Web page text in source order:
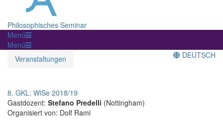
Philosophisches Seminar
Menü
Menü
Veranstaltungen
DEUTSCH
8. GKL: WiSe 2018/19
Gastdozent: Stefano Predelli (Nottingham)
Organisiert von: Dolf Rami